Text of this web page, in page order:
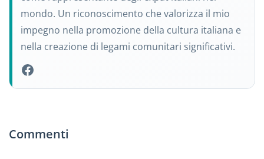
mondo. Un riconoscimento che valorizza il mio
impegno nella promozione della cultura italiana e
nella creazione di legami comunitari significativi.
Commenti